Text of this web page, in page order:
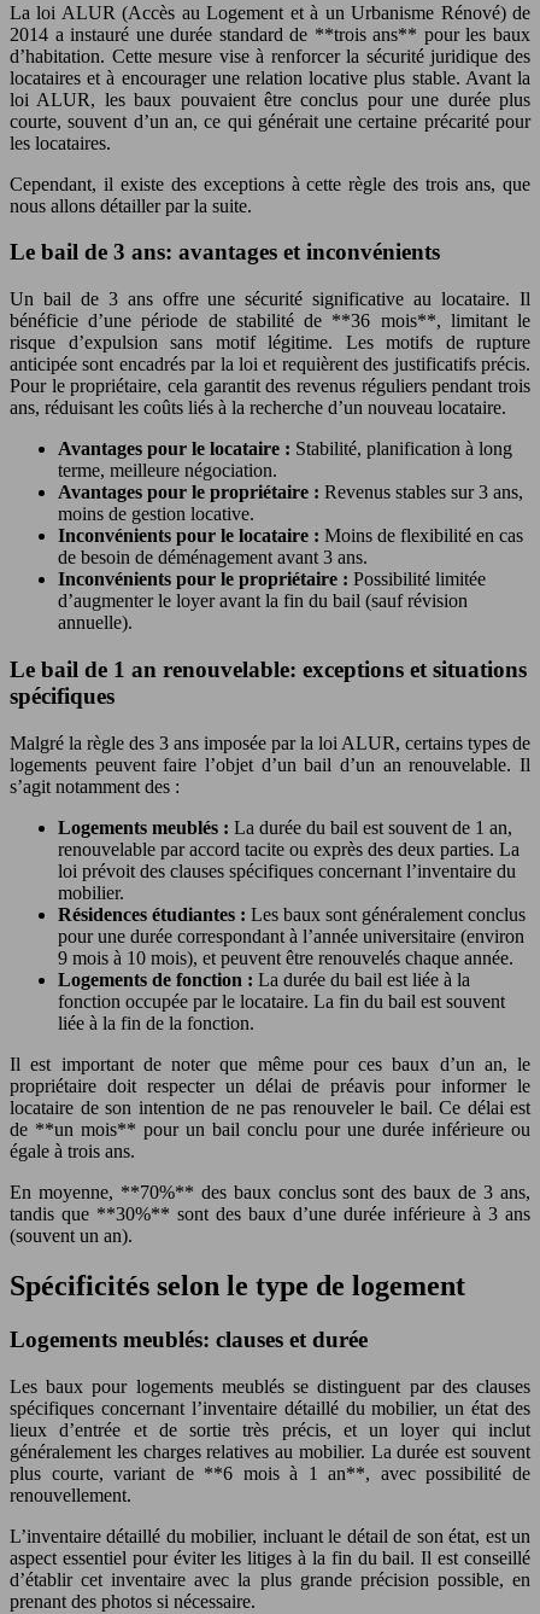
La loi ALUR (Accès au Logement et à un Urbanisme Rénové) de
2014 a instauré une durée standard de **trois ans** pour les baux
d’habitation. Cette mesure vise à renforcer la sécurité juridique des
locataires et à encourager une relation locative plus stable. Avant la
loi ALUR, les baux pouvaient être conclus pour une durée plus
courte, souvent d’un an, ce qui générait une certaine précarité pour
les locataires.
Cependant, il existe des exceptions à cette règle des trois ans, que
nous allons détailler par la suite.
Le bail de 3 ans: avantages et inconvénients
Un bail de 3 ans offre une sécurité significative au locataire. Il
bénéficie d’une période de stabilité de **36 mois**, limitant le
risque d’expulsion sans motif légitime. Les motifs de rupture
anticipée sont encadrés par la loi et requièrent des justificatifs précis.
Pour le propriétaire, cela garantit des revenus réguliers pendant trois
ans, réduisant les coûts liés à la recherche d’un nouveau locataire.
Avantages pour le locataire : Stabilité, planification à long
terme, meilleure négociation.
Avantages pour le propriétaire : Revenus stables sur 3 ans,
moins de gestion locative.
Inconvénients pour le locataire : Moins de flexibilité en cas
de besoin de déménagement avant 3 ans.
Inconvénients pour le propriétaire : Possibilité limitée
d’augmenter le loyer avant la fin du bail (sauf révision
annuelle).
Le bail de 1 an renouvelable: exceptions et situations
spécifiques
Malgré la règle des 3 ans imposée par la loi ALUR, certains types de
logements peuvent faire l’objet d’un bail d’un an renouvelable. Il
s’agit notamment des :
Logements meublés : La durée du bail est souvent de 1 an,
renouvelable par accord tacite ou exprès des deux parties. La
loi prévoit des clauses spécifiques concernant l’inventaire du
mobilier.
Résidences étudiantes : Les baux sont généralement conclus
pour une durée correspondant à l’année universitaire (environ
9 mois à 10 mois), et peuvent être renouvelés chaque année.
Logements de fonction : La durée du bail est liée à la
fonction occupée par le locataire. La fin du bail est souvent
liée à la fin de la fonction.
Il est important de noter que même pour ces baux d’un an, le
propriétaire doit respecter un délai de préavis pour informer le
locataire de son intention de ne pas renouveler le bail. Ce délai est
de **un mois** pour un bail conclu pour une durée inférieure ou
égale à trois ans.
En moyenne, **70%** des baux conclus sont des baux de 3 ans,
tandis que **30%** sont des baux d’une durée inférieure à 3 ans
(souvent un an).
Spécificités selon le type de logement
Logements meublés: clauses et durée
Les baux pour logements meublés se distinguent par des clauses
spécifiques concernant l’inventaire détaillé du mobilier, un état des
lieux d’entrée et de sortie très précis, et un loyer qui inclut
généralement les charges relatives au mobilier. La durée est souvent
plus courte, variant de **6 mois à 1 an**, avec possibilité de
renouvellement.
L’inventaire détaillé du mobilier, incluant le détail de son état, est un
aspect essentiel pour éviter les litiges à la fin du bail. Il est conseillé
d’établir cet inventaire avec la plus grande précision possible, en
prenant des photos si nécessaire.